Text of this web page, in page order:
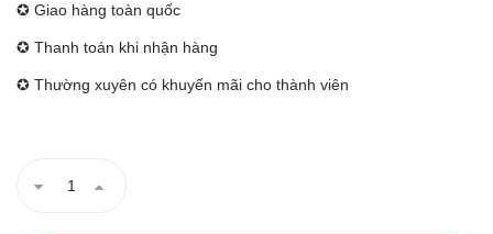
✪ Giao hàng toàn quốc
✪ Thanh toán khi nhận hàng
✪ Thường xuyên có khuyến mãi cho thành viên